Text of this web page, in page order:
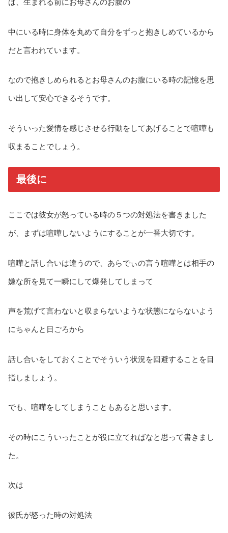
は、生まれる前にお母さんのお腹の
中にいる時に身体を丸めて自分をずっと抱きしめているから
だと言われています。
なので抱きしめられるとお母さんのお腹にいる時の記憶を思
い出して安心できるそうです。
そういった愛情を感じさせる行動をしてあげることで喧嘩も
収まることでしょう。
最後に
ここでは彼女が怒っている時の５つの対処法を書きました
が、まずは喧嘩しないようにすることが一番大切です。
喧嘩と話し合いは違うので、あらでぃの言う喧嘩とは相手の
嫌な所を見て一瞬にして爆発してしまって
声を荒げて言わないと収まらないような状態にならないよう
にちゃんと日ごろから
話し合いをしておくことでそういう状況を回避することを目
指しましょう。
でも、喧嘩をしてしまうこともあると思います。
その時にこういったことが役に立てればなと思って書きまし
た。
次は
彼氏が怒った時の対処法